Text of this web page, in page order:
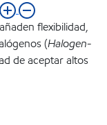
añaden flexibilidad,
(Halogen-
de aceptar altos